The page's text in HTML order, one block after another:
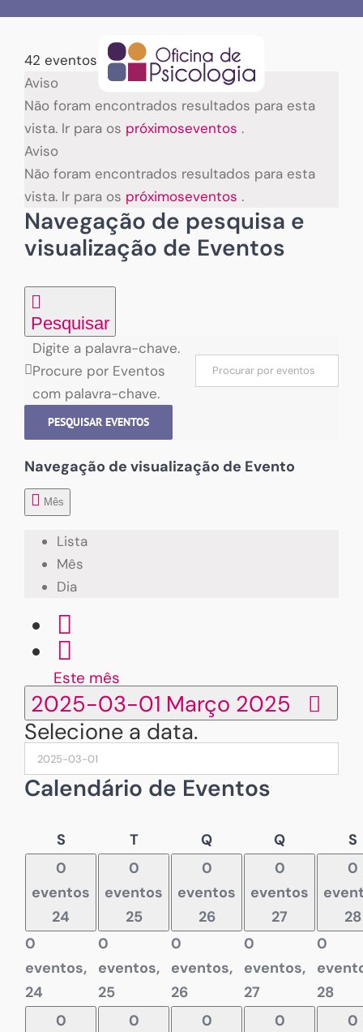
content42 eventos encontrados.
Eventos
Aviso
Não foram encontrados resultados para esta
vista. Ir para os próximoseventos .
Aviso
Não foram encontrados resultados para esta
vista. Ir para os próximoseventos .
Navegação de pesquisa e
visualização de Eventos
Pesquisar
Digite a palavra-chave.
Procure por Eventos
com palavra-chave.
PESQUISAR EVENTOS
Navegação de visualização de Evento
Mês
Lista
Mês
Dia
Este mês
2025-03-01 Março 2025
Selecione a data.
Calendário de Eventos
SSegunda-
feira
TTerça-
feira
QQuarta-
QQuinta-
S
0
eventos
24
0
eventos,
24
0
eventos
25
0
eventos,
25
0
eventos
26
0
eventos,
26
0
eventos
27
0
eventos,
27
0
28
0
28
0
0
0
0
0